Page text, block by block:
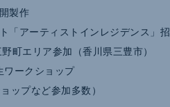
製作
アーティストインレジデンス」招
町エリア参加（香川県三豊市）
ークショップ
ップなど参加多数）